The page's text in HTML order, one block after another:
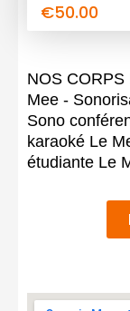
€50.00
NOS
Mee -
Sono
karaoké Le
étudiante Le